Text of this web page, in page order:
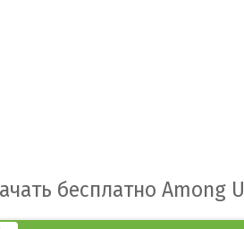
бесплатно Among